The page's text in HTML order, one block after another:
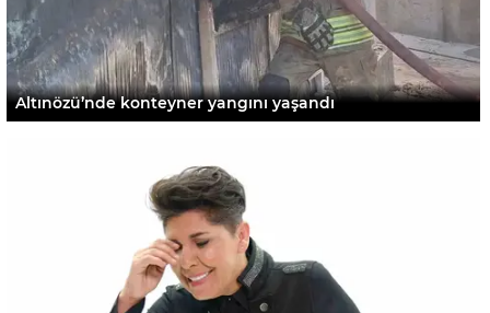
Altınözü’nde konteyner yangını yaşandı